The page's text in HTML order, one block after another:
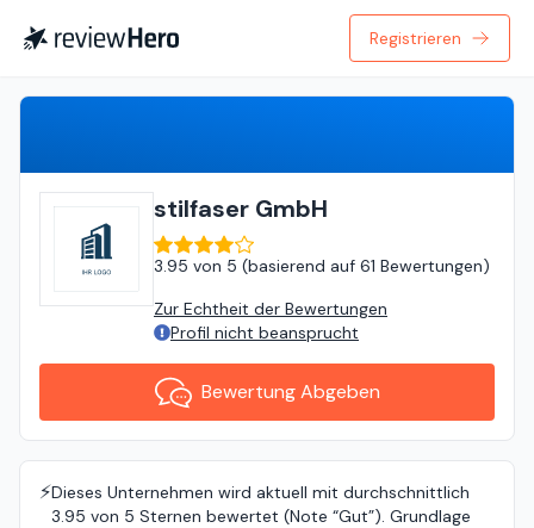
Registrieren
stilfaser GmbH
3.95 von 5 (basierend auf 61 Bewertungen)
Zur Echtheit der Bewertungen
Profil nicht beansprucht
Bewertung Abgeben
⚡️Dieses Unternehmen wird aktuell mit durchschnittlich
3.95 von 5 Sternen bewertet (Note “Gut”). Grundlage